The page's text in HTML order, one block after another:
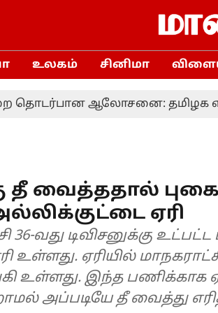
உலகம் சினிமா
ஆலோசனை: தமிழக
தீ வைத்ததால்
ஏரி
36-வது டிவிசனுக்கு உட்பட்ட
உள்ளது. ஏரியில்
உள்ளது. இந்த பணிக்காக
அப்படியே தீ வைத்து